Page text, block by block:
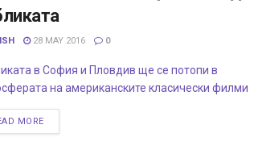
28 MAY 2016 0
в София и Пловдив ще се потопи в
на американските класически филми
MORE